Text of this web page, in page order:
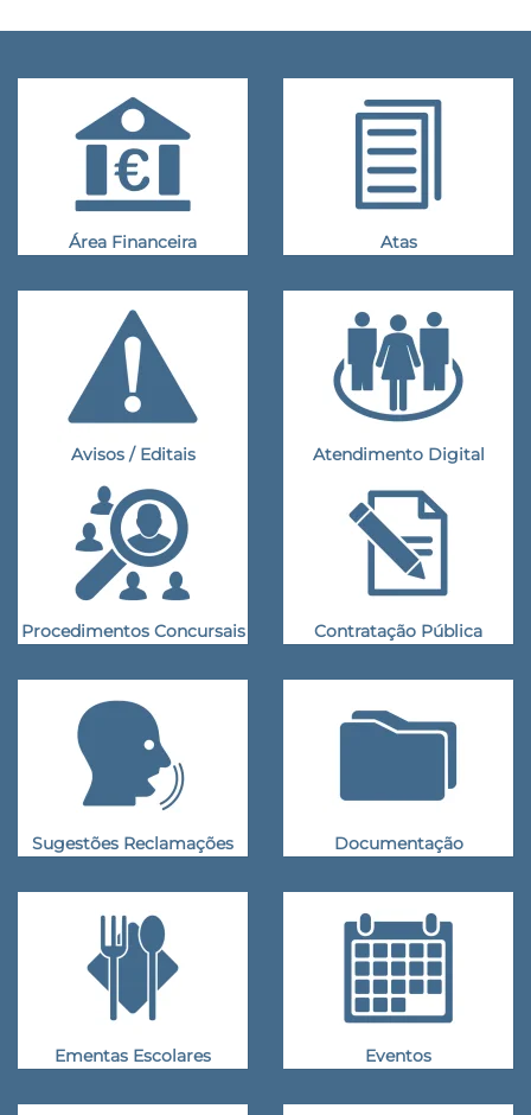
Área Financeira Atas
Avisos / Editais Atendimento Digital
Procedimentos Concursais Contratação Pública
Sugestões Reclamações Documentação
Ementas Escolares Eventos